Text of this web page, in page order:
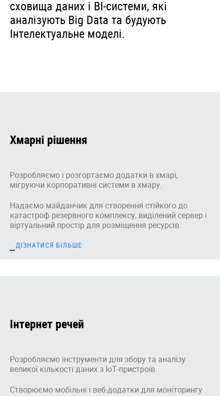
сховища даних і BI-системи, які
аналізують Big Data та будують
Інтелектуальне моделі.
Хмарні рішення
Розробляємо і розгортаємо додатки в хмарі,
мігруючи корпоративні системи в хмару.
Надаємо майданчик для створення стійкого до
катастроф резервного комплексу, виділений сервер і
віртуальний простір для розміщення ресурсів.
ДІЗНАТИСЯ БІЛЬШЕ
Інтернет речей
Розробляємо інструменти для збору та аналізу
великої кількості даних з IoT-пристроїв.
Створюємо мобільні і веб-додатки для моніторингу